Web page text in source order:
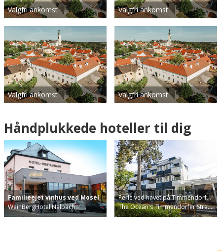
Valgfri ankomst Valgfri ankomst
Valgfri ankomst Valgfri ankomst
Håndplukkede hoteller til dig
Familieejet vinhus ved Mosel
WeinBergHotel Nalbach
Perle ved havet på Timmendorf…
The Ocean's Timmendorfer Stra…